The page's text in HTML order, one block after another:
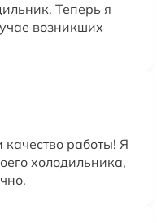
Теперь я
возникших
качество работы! Я
холодильника,